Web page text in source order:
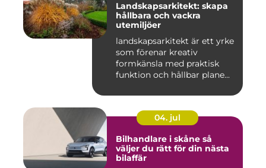
Landskapsarkitekt: skapa
hållbara och vackra
utemiljöer
landskapsarkitekt är ett yrke
som förenar kreativ
formkänsla med praktisk
funktion och hållbar plane...
04. jul
Bilhandlare i skåne så
väljer du rätt för din nästa
bilaffär